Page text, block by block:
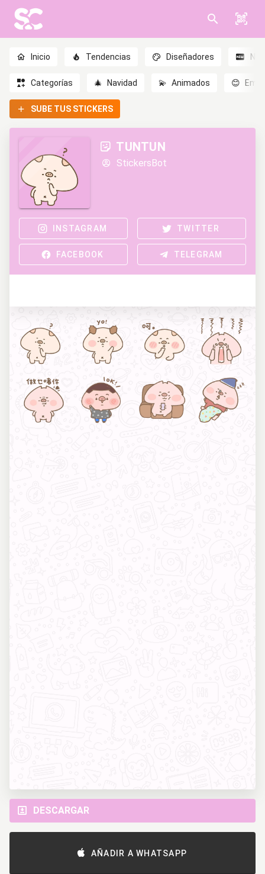
Inicio Tendencias Diseñadores
Categorías 🎄 Navidad 💫 Animados 😊
SUBE TUS STICKERS
TUNTUN
StickersBot
INSTAGRAM TWITTER
FACEBOOK TELEGRAM
DESCARGAR
AÑADIR A WHATSAPP